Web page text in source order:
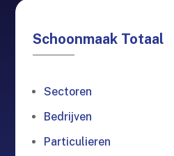
Schoonmaak Totaal
Sectoren
Bedrijven
Particulieren